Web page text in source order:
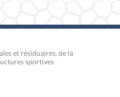
et résiduaires, de la
sportives